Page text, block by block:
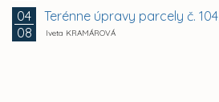
04
08
Terénne úpravy parcely č.
Iveta KRAMÁROVÁ